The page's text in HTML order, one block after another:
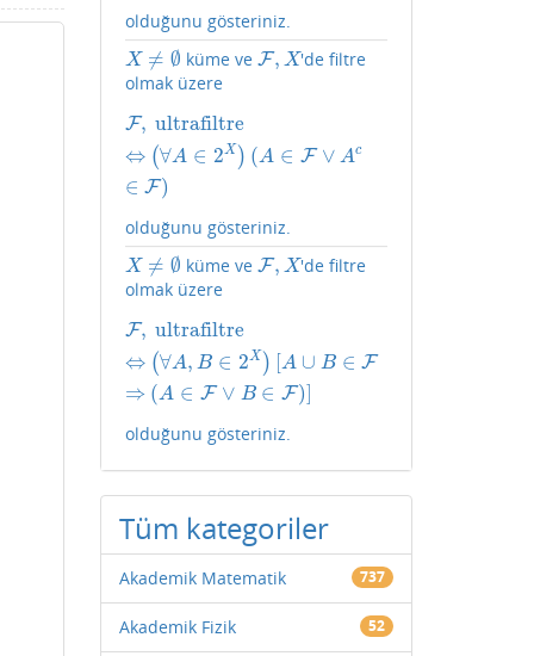
olduğunu gösteriniz.
X ≠ ∅
X≠ ∅ küme veF, X
F,X
'de filtre
olmak üzere
F, ultrafiltre
⇔ (∀A ∈ 2X ) (A ∈ F ∨ Ac
∈ F)
F,ultrafiltre⇔(∀
olduğunu gösteriniz.
X ≠ ∅
X≠ ∅ küme veF, X
F,X
'de filtre
olmak üzere
F, ultrafiltre
⇔ (∀A, B ∈ 2X ) [A ∪ B ∈ F
⇒ (A ∈ F ∨ B ∈ F)]
F,ultrafiltre⇔(∀
olduğunu gösteriniz.
Tüm kategoriler
Akademik Matematik 737
Akademik Fizik 52